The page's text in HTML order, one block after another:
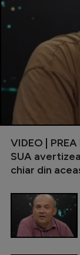
VIDEO |
SUA
chiar din